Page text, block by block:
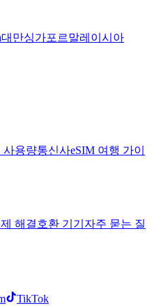
대만싱가포르말레이시아
사용량통신사eSIM 여행 가이
해결호환 기기 자주 묻는 질
TikTok